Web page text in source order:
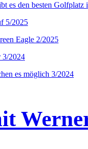
es den besten
5/2025
Eagle 2/2025
3/2024
es möglich 3/2024